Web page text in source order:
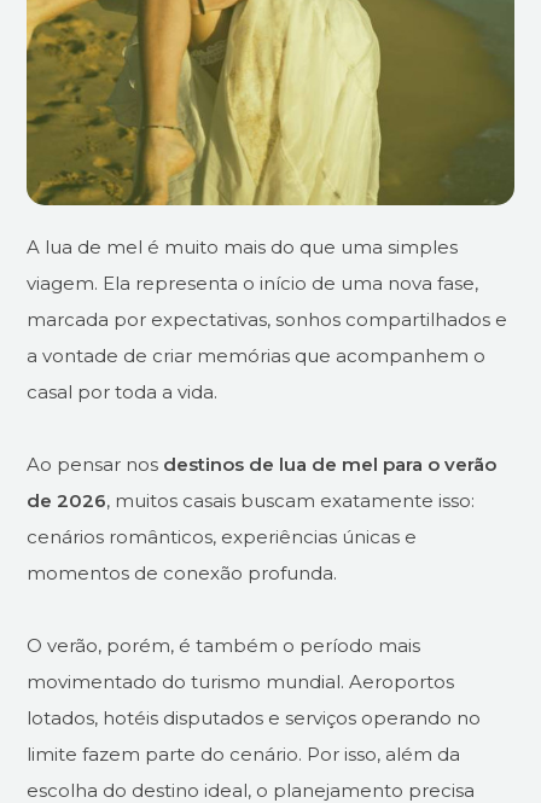
A lua de mel é muito mais do que uma simples
viagem. Ela representa o início de uma nova fase,
marcada por expectativas, sonhos compartilhados e
a vontade de criar memórias que acompanhem o
casal por toda a vida.
Ao pensar nos destinos de lua de mel para o verão
de 2026, muitos casais buscam exatamente isso:
cenários românticos, experiências únicas e
momentos de conexão profunda.
O verão, porém, é também o período mais
movimentado do turismo mundial. Aeroportos
lotados, hotéis disputados e serviços operando no
limite fazem parte do cenário. Por isso, além da
escolha do destino ideal, o planejamento precisa